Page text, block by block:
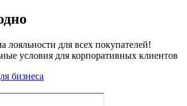
лояльности для всех покупателей!
условия для корпоративных клиентов
бизнеса